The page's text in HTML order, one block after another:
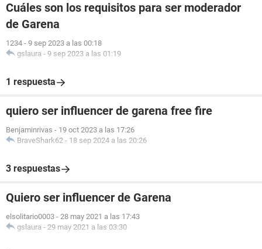
Cuáles son los requisitos para ser moderador
de Garena
1234 - 9 sep 2023 a las 00:18
gslaura - 9 sep 2023 a las 01:19
1 respuesta
quiero ser influencer de garena free fire
Benjaminrivas - 19 oct 2023 a las 17:26
BraveShark62 - 18 sep 2024 a las 20:26
3 respuestas
Quiero ser influencer de Garena
elsolitario0003 - 28 may 2021 a las 17:43
gslaura - 29 may 2021 a las 03:30